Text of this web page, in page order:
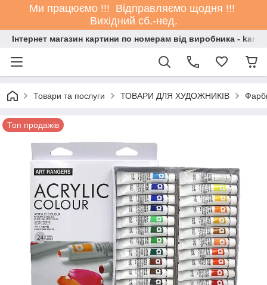
Ми працюємо !!! Відправляємо щодня !!!
Вихідний сб.-нед.
Інтернет магазин картини по номерам від виробника -
Товари та послуги ТОВАРИ ДЛЯ ХУДОЖНИКІВ
Топ продажів